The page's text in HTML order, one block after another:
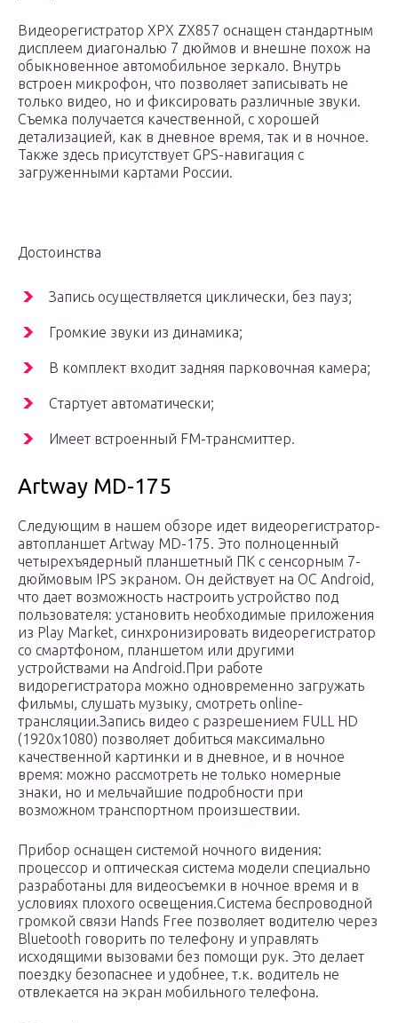
Видеорегистратор XPX ZX857 оснащен стандартным
дисплеем диагональю 7 дюймов и внешне похож на
обыкновенное автомобильное зеркало. Внутрь
встроен микрофон, что позволяет записывать не
только видео, но и фиксировать различные звуки.
Съемка получается качественной, с хорошей
детализацией, как в дневное время, так и в ночное.
Также здесь присутствует GPS-навигация с
загруженными картами России.
Достоинства
Запись осуществляется циклически, без пауз;
Громкие звуки из динамика;
В комплект входит задняя парковочная камера;
Стартует автоматически;
Имеет встроенный FM-трансмиттер.
Artway MD-175
Следующим в нашем обзоре идет видеорегистратор-
автопланшет Artway MD-175. Это полноценный
четырехъядерный планшетный ПК с сенсорным 7-
дюймовым IPS экраном. Он действует на OC Android,
что дает возможность настроить устройство под
пользователя: установить необходимые приложения
из Play Market, синхронизировать видеорегистратор
со смартфоном, планшетом или другими
устройствами на Android.При работе
видорегистратора можно одновременно загружать
фильмы, слушать музыку, смотреть online-
трансляции.Запись видео с разрешением FULL HD
(1920х1080) позволяет добиться максимально
качественной картинки и в дневное, и в ночное
время: можно рассмотреть не только номерные
знаки, но и мельчайшие подробности при
возможном транспортном произшествии.
Прибор оснащен системой ночного видения:
процессор и оптическая система модели специально
разработаны для видеосъемки в ночное время и в
условиях плохого освещения.Система беспроводной
громкой связи Hands Free позволяет водителю через
Bluetooth говорить по телефону и управлять
исходящими вызовами без помощи рук. Это делает
поездку безопаснее и удобнее, т.к. водитель не
отвлекается на экран мобильного телефона.